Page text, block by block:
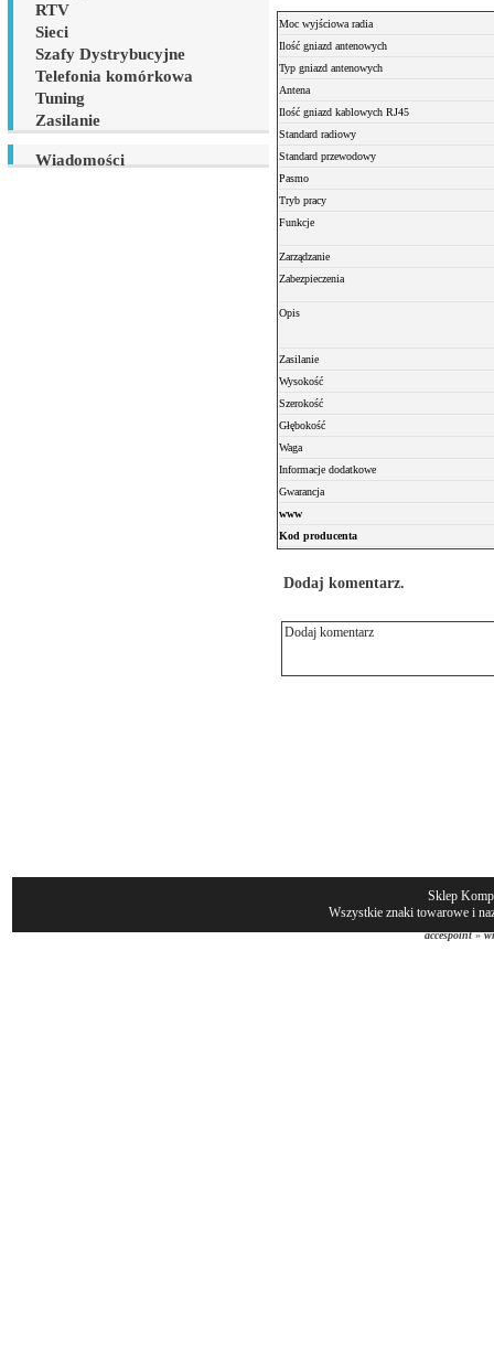
RTV
Sieci
Szafy Dystrybucyjne
Telefonia komórkowa
Tuning
Zasilanie
Wiadomości
Moc wyjściowa radia
Ilość gniazd antenowych
Typ gniazd antenowych
Antena
Ilość gniazd kablowych RJ45
Standard radiowy
Standard przewodowy
Pasmo
Tryb pracy
Funkcje
Zarządzanie
Zabezpieczenia
Opis
Zasilanie
Wysokość
Szerokość
Głębokość
Waga
Informacje dodatkowe
Gwarancja
www
Kod producenta
Dodaj komentarz.
Sklep
Wszystkie znaki towarowe i
accespoint»